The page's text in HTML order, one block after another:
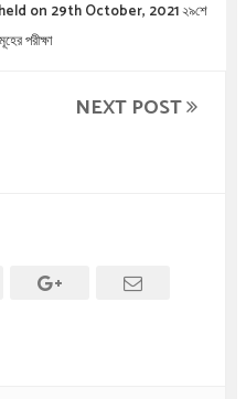
on 29th October, 2021 ২৯শে
পরীক্ষা
NEXT POST